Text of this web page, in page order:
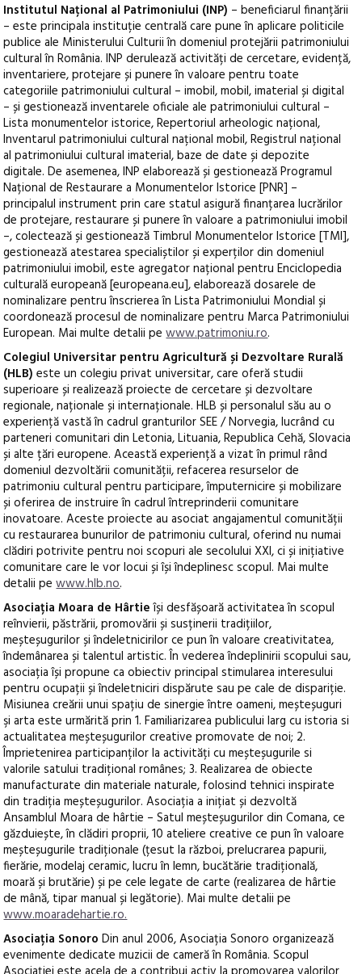
Institutul Național al Patrimoniului (INP) – beneficiarul finanțării
– este principala instituție centrală care pune în aplicare politicile
publice ale Ministerului Culturii în domeniul protejării patrimoniului
cultural în România. INP derulează activități de cercetare, evidență,
inventariere, protejare și punere în valoare pentru toate
categoriile patrimoniului cultural – imobil, mobil, imaterial și digital
– și gestionează inventarele oficiale ale patrimoniului cultural –
Lista monumentelor istorice, Repertoriul arheologic național,
Inventarul patrimoniului cultural național mobil, Registrul național
al patrimoniului cultural imaterial, baze de date și depozite
digitale. De asemenea, INP elaborează și gestionează Programul
Național de Restaurare a Monumentelor Istorice [PNR] –
principalul instrument prin care statul asigură finanțarea lucrărilor
de protejare, restaurare și punere în valoare a patrimoniului imobil
–, colectează și gestionează Timbrul Monumentelor Istorice [TMI],
gestionează atestarea specialiștilor și experților din domeniul
patrimoniului imobil, este agregator național pentru Enciclopedia
culturală europeană [europeana.eu], elaborează dosarele de
nominalizare pentru înscrierea în Lista Patrimoniului Mondial și
coordonează procesul de nominalizare pentru Marca Patrimoniului
European. Mai multe detalii pewww.patrimoniu.ro.
Colegiul Universitar pentru Agricultură și Dezvoltare Rurală
(HLB)este un colegiu privat universitar, care oferă studii
superioare și realizează proiecte de cercetare și dezvoltare
regionale, naționale și internaționale. HLB și personalul său au o
experiență vastă în cadrul granturilor SEE / Norvegia, lucrând cu
parteneri comunitari din Letonia, Lituania, Republica Cehă, Slovacia
și alte țări europene. Această experiență a vizat în primul rând
domeniul dezvoltării comunității, refacerea resurselor de
patrimoniu cultural pentru participare, împuternicire și mobilizare
și oferirea de instruire în cadrul întreprinderii comunitare
inovatoare. Aceste proiecte au asociat angajamentul comunității
cu restaurarea bunurilor de patrimoniu cultural, oferind nu numai
clădiri potrivite pentru noi scopuri ale secolului XXI, ci și inițiative
comunitare care le vor locui și își îndeplinesc scopul. Mai multe
detalii pewww.hlb.no.
Asociația Moara de Hârtieîși desfășoară activitatea în scopul
reînvierii, păstrării, promovării și susținerii tradițiilor,
meșteșugurilor și îndeletnicirilor ce pun în valoare creativitatea,
îndemânarea și talentul artistic. În vederea îndeplinirii scopului sau,
asociația își propune ca obiectiv principal stimularea interesului
pentru ocupații și îndeletniciri dispărute sau pe cale de dispariție.
Misiunea creării unui spațiu de sinergie între oameni, meșteșuguri
şi arta este urmărită prin 1. Familiarizarea publicului larg cu istoria si
actualitatea meșteșugurilor creative promovate de noi; 2.
Împrietenirea participanților la activități cu meșteșugurile si
valorile satului tradițional românes; 3. Realizarea de obiecte
manufacturate din materiale naturale, folosind tehnici inspirate
din tradiția meșteșugurilor. Asociația a inițiat și dezvoltă
Ansamblul Moara de hârtie – Satul meșteșugurilor din Comana, ce
găzduiește, în clădiri proprii, 10 ateliere creative ce pun în valoare
meșteșugurile tradiționale (țesut la război, prelucrarea papurii,
fierărie, modelaj ceramic, lucru în lemn, bucătărie tradițională,
moară și brutărie) și pe cele legate de carte (realizarea de hârtie
de mână, tipar manual și legătorie). Mai multe detalii pe
www.moaradehartie.ro.
Asociația Sonoro Din anul 2006, Asociația Sonoro organizează
evenimente dedicate muzicii de cameră în România. Scopul